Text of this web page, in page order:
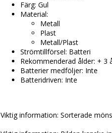
Färg: Gul
Material:
Metall
Plast
Metall/Plast
Strömtillförsel: Batteri
Rekommenderad ålder: + 3
Batterier medföljer: Inte
Batteridriven: Inte
Viktig information: Sorterade